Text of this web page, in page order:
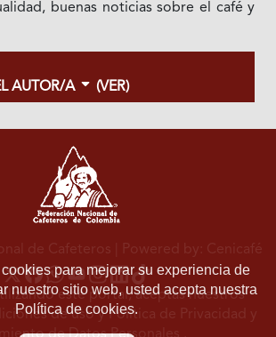
buenas noticias sobre el café y
AUTOR/A (VER)
para mejorar su experiencia de
nuestro sitio web, usted acepta nuestra
Política de cookies.
de Cafeteros | Powered by: Cenicafé
este portal, aceptas nuestros
de usoyPolítica de Privacidad y
de Datos Personales